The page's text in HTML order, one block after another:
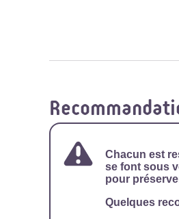
Chacun est
se font sous
pour
Quelques